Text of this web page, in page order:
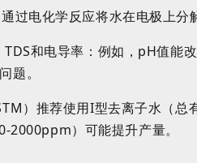
过电化学反应将水在电极上
和电导率：例如，pH值能
题。
）推荐使用I型去离子水（
2000ppm）可能提升产量。